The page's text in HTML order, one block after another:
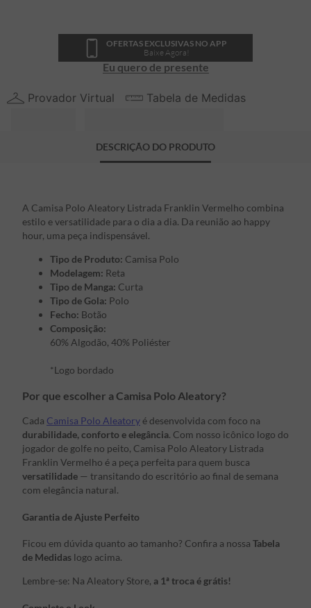
OFERTAS EXCLUSIVAS NO APP
Baixe Agora!
Eu quero de presente
Provador Virtual Tabela de Medidas
DESCRIÇÃO DO PRODUTO
A Camisa Polo Aleatory Listrada Franklin Vermelho combina
estilo e versatilidade para o dia a dia. Da reunião ao happy
hour, uma peça indispensável.
Tipo de Produto: Camisa Polo
Modelagem: Reta
Tipo de Manga: Curta
Tipo de Gola: Polo
Fecho: Botão
Composição:
60% Algodão, 40% Poliéster
*Logo bordado
Por que escolher a Camisa Polo Aleatory?
Cada Camisa Polo Aleatory é desenvolvida com foco na
durabilidade, conforto e elegância. Com nosso icônico logo do
jogador de golfe no peito, Camisa Polo Aleatory Listrada
Franklin Vermelho é a peça perfeita para quem busca
versatilidade — transitando do escritório ao final de semana
com elegância natural.
Garantia de Ajuste Perfeito
Ficou em dúvida quanto ao tamanho? Confira a nossa Tabela
de Medidas logo acima.
Lembre-se: Na Aleatory Store, a 1ª troca é grátis!